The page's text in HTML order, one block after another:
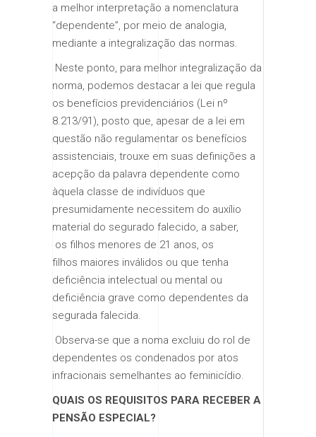
a melhor interpretação a nomenclatura
“dependente”, por meio de analogia,
mediante a integralização das normas.
​ ​Neste ponto, para melhor integralização da
norma, podemos destacar a lei que regula
os benefícios previdenciários (Lei nº
8.213/91), posto que, apesar de a lei em
questão não regulamentar os benefícios
assistenciais, trouxe em suas definições a
acepção da palavra dependente como
àquela classe de indivíduos que
presumidamente necessitem do auxílio
material do segurado falecido, a saber,
os filhos menores de 21 anos, os
filhos maiores inválidos ou que tenha
deficiência intelectual ou mental ou
deficiência grave como dependentes da
segurada falecida.
​ ​Observa-se que a noma excluiu do rol de
dependentes os condenados por atos
infracionais semelhantes ao feminicídio.
QUAIS OS REQUISITOS PARA RECEBER A
PENSÃO ESPECIAL?